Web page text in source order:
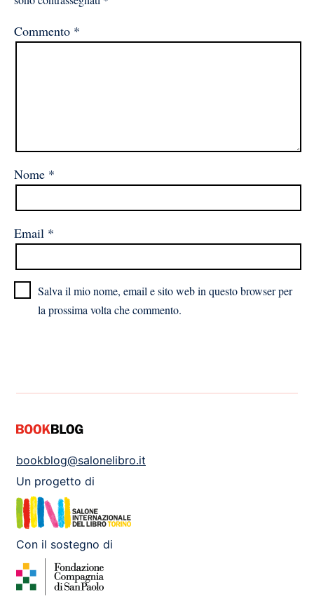
Commento *
Nome *
Email *
Salva il mio nome, email e sito web in questo browser per
la prossima volta che commento.
bookblog@salonelibro.it
Un progetto di
Con il sostegno di